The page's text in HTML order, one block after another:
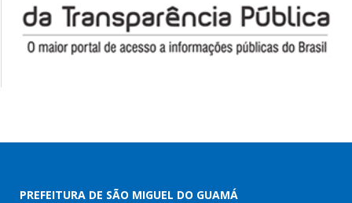
PREFEITURA DE SÃO MIGUEL DO GUAMÁ